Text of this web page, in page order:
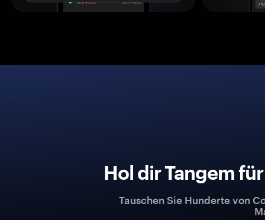
Hol dir Tangem
Tauschen Sie Hunderte von